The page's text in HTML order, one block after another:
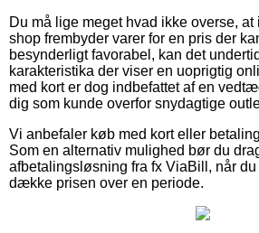
Du må lige meget hvad ikke overse,
shop frembyder varer for en pris der
besynderligt favorabel, kan det
karakteristika der viser en uoprigtig
med kort er dog indbefattet af en
dig som kunde overfor snydagtige
Vi anbefaler køb med kort eller
Som en alternativ mulighed bør du
afbetalingsløsning fra fx ViaBill, når
dække prisen over en periode.